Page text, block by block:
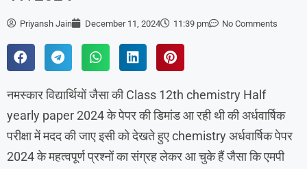
Priyansh Jain December 11, 2024 11:39 pm No Comments
नमस्कार विद्यार्थियों जैसा की Class 12th chemistry Half
yearly paper 2024 के पेपर की डिमांड आ रही थी की अर्धवार्षिक
परीक्षा में मदद की जाए इसी को देखते हुए chemistry अर्धवार्षिक पेपर
2024 के महत्वपूर्ण प्रश्नों का संग्रह लेकर आ चुके हैं जैसा कि एमपी